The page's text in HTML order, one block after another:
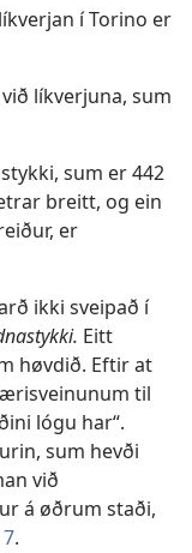
í Torino er
líkverjuna, sum
sum er 442
breitt, og ein
er
ikki sveipað í
Eitt
høvdið. Eftir at
til
lógu har“.
sum hevði
við
á øðrum staði,
.